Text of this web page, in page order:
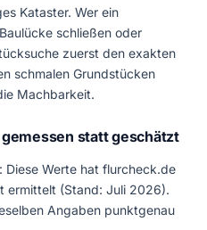
Kataster. Wer ein
schließen oder
zuerst den exakten
schmalen Grundstücken
Machbarkeit.
statt geschätzt
Diese Werte hat flurcheck.de
ermittelt (Stand: Juli 2026).
Angaben punktgenau